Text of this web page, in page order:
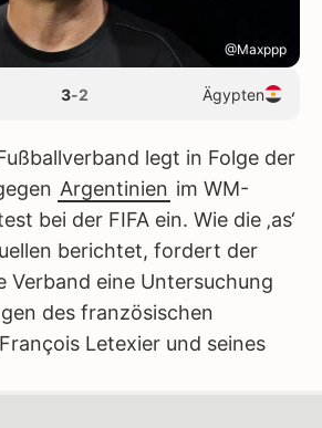
@Maxppp
3-2 Ägypten
legt in Folge der
Argentinien im WM-
bei der FIFA ein. Wie die ‚as‘
berichtet, fordert der
Verband eine Untersuchung
des französischen
Letexier und seines